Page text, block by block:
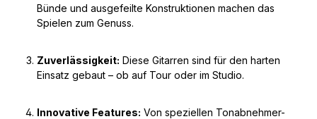
Bünde und ausgefeilte Konstruktionen machen das
Spielen zum Genuss.
Zuverlässigkeit: Diese Gitarren sind für den harten
Einsatz gebaut – ob auf Tour oder im Studio.
Innovative Features: Von speziellen Tonabnehmer-